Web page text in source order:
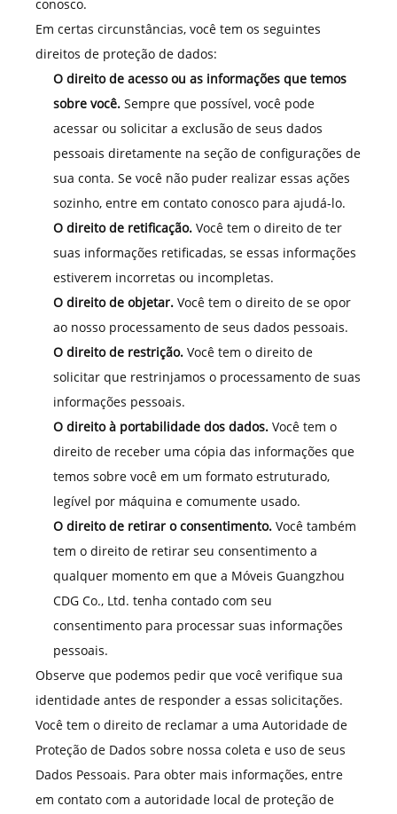
conosco.
Em certas circunstâncias, você tem os seguintes
direitos de proteção de dados:
O direito de acesso ou as informações que temos
sobre você. Sempre que possível, você pode
acessar ou solicitar a exclusão de seus dados
pessoais diretamente na seção de configurações de
sua conta. Se você não puder realizar essas ações
sozinho, entre em contato conosco para ajudá-lo.
O direito de retificação. Você tem o direito de ter
suas informações retificadas, se essas informações
estiverem incorretas ou incompletas.
O direito de objetar. Você tem o direito de se opor
ao nosso processamento de seus dados pessoais.
O direito de restrição. Você tem o direito de
solicitar que restrinjamos o processamento de suas
informações pessoais.
O direito à portabilidade dos dados. Você tem o
direito de receber uma cópia das informações que
temos sobre você em um formato estruturado,
legível por máquina e comumente usado.
O direito de retirar o consentimento. Você também
tem o direito de retirar seu consentimento a
qualquer momento em que a Móveis Guangzhou
CDG Co., Ltd. tenha contado com seu
consentimento para processar suas informações
pessoais.
Observe que podemos pedir que você verifique sua
identidade antes de responder a essas solicitações.
Você tem o direito de reclamar a uma Autoridade de
Proteção de Dados sobre nossa coleta e uso de seus
Dados Pessoais. Para obter mais informações, entre
em contato com a autoridade local de proteção de